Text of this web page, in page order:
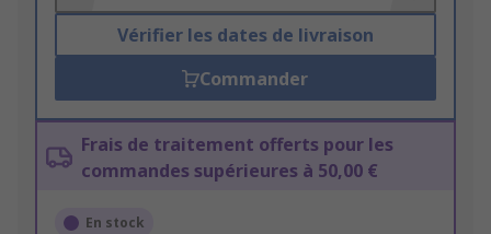
Vérifier les dates de livraison
Commander
Frais de traitement offerts pour les
commandes supérieures à 50,00 €
En stock